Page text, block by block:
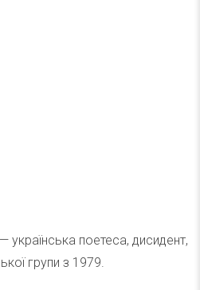
— українська поетеса, дисидент,
групи з 1979.